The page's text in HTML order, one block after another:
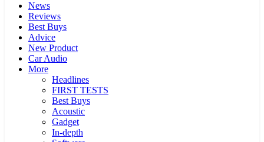
News
Reviews
Best Buys
Advice
New Product
Car Audio
More
Headlines
FIRST TESTS
Best Buys
Acoustic
Gadget
In-depth